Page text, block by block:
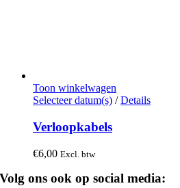
Toon winkelwagen
Selecteer datum(s) Dit
optie
/ Details
Verloopkabels
€6,00 Excl. btw
Volg ons ook op social media: